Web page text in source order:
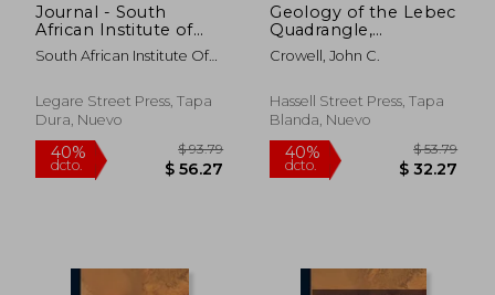
40%
dcto.
$ 61.79
$ 37.07
40%
dcto.
Journal - South
African Institute of
Mining and
Metallurgy; 21 (en
South African Institute Of
Legare Street Press, Tapa
Dura, Nuevo
Geology of the Lebec
Quadrangle,
California; No.24 (en
Inglés)
Crowell, John C.
Hassell Street Press, Tapa
Blanda, Nuevo